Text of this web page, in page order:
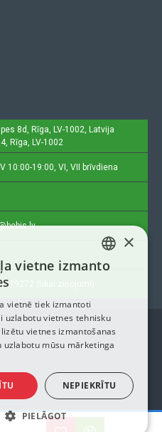
8d, Rīga, LV-1002, Latvija
Rīga, LV-1002
10:00-19:00, VI, VII brīvdiena
(tikai ziņojumi)
Bebis.lv, Visas tiesības aizsargātas
LATVIAN
ENGLISH
×
vietne izmanto
vietnē tiek izmantoti
uzlabotu vietnes tehnisku
vietnes izmantošanas
uzlabotu mūsu mārketinga
NEPIEKRĪTU
PIELĀGOT